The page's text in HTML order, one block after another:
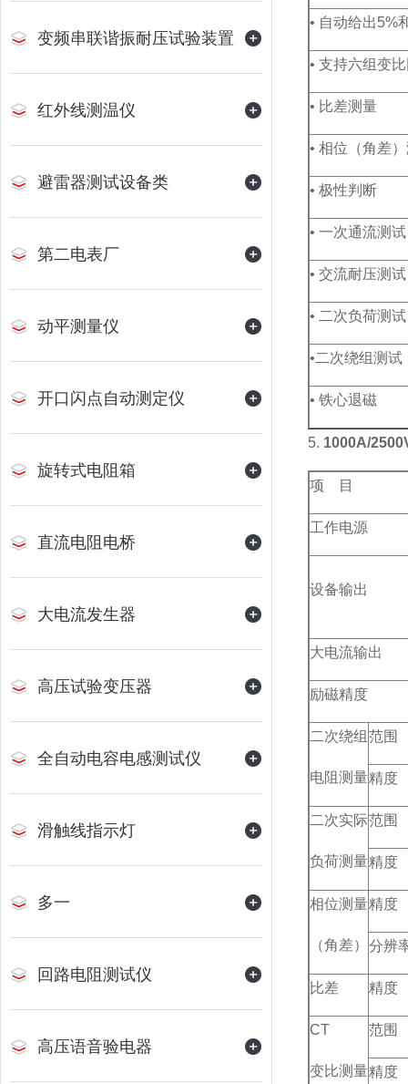
变频串联谐振耐压试验装置
红外线测温仪
避雷器测试设备类
第二电表厂
动平测量仪
开口闪点自动测定仪
旋转式电阻箱
直流电阻电桥
大电流发生器
高压试验变压器
全自动电容电感测试仪
滑触线指示灯
多一
回路电阻测试仪
高压语音验电器
• 自动给出5%
• 支持六组变
• 比差测量
• 相位（角差
• 极性判断
• 一次通流测试
• 交流耐压测试
• 二次负荷测试
•二次绕组测试
• 铁心退磁
5. 1000A/
项 目
工作电源
设备输出
大电流输出
励磁精度
二次绕组
电阻测量
范围
精度
二次实际
负荷测量
范围
精度
相位测量
（角差）
精度
分辨
比差 精度
CT
变比测量
范围
精度